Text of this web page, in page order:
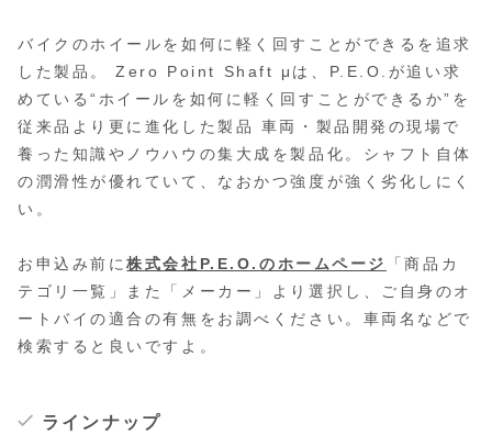
バイクのホイールを如何に軽く回すことができるを追求
した製品。 Zero Point Shaft μは、P.E.O.が追い求
めている“ホイールを如何に軽く回すことができるか”を
従来品より更に進化した製品 車両・製品開発の現場で
養った知識やノウハウの集大成を製品化。シャフト自体
の潤滑性が優れていて、なおかつ強度が強く劣化しにく
い。
お申込み前に株式会社P.E.O.のホームページ
「商品カ
テゴリ一覧」また「メーカー」より選択し、ご自身のオ
ートバイの適合の有無をお調べください。車両名などで
検索すると良いですよ。
ラインナップ